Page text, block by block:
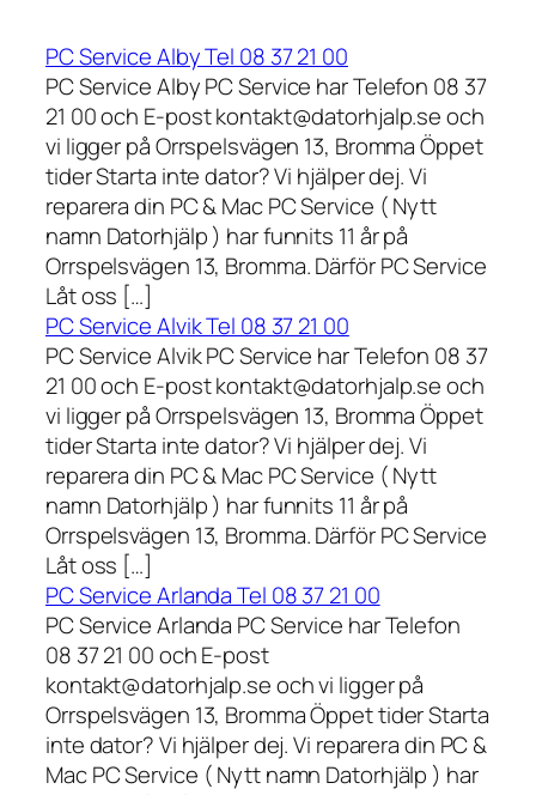
PC Service Alby Tel 08 37 21 00
PC Service Alby PC Service har Telefon 08 37
21 00 och E-post kontakt@datorhjalp.se och
vi ligger på Orrspelsvägen 13, Bromma Öppet
tider Starta inte dator? Vi hjälper dej. Vi
reparera din PC & Mac PC Service ( Nytt
namn Datorhjälp ) har funnits 11 år på
Orrspelsvägen 13, Bromma. Därför PC Service
Låt oss […]
PC Service Alvik Tel 08 37 21 00
PC Service Alvik PC Service har Telefon 08 37
21 00 och E-post kontakt@datorhjalp.se och
vi ligger på Orrspelsvägen 13, Bromma Öppet
tider Starta inte dator? Vi hjälper dej. Vi
reparera din PC & Mac PC Service ( Nytt
namn Datorhjälp ) har funnits 11 år på
Orrspelsvägen 13, Bromma. Därför PC Service
Låt oss […]
PC Service Arlanda Tel 08 37 21 00
PC Service Arlanda PC Service har Telefon
08 37 21 00 och E-post
kontakt@datorhjalp.se och vi ligger på
Orrspelsvägen 13, Bromma Öppet tider Starta
inte dator? Vi hjälper dej. Vi reparera din PC &
Mac PC Service ( Nytt namn Datorhjälp ) har